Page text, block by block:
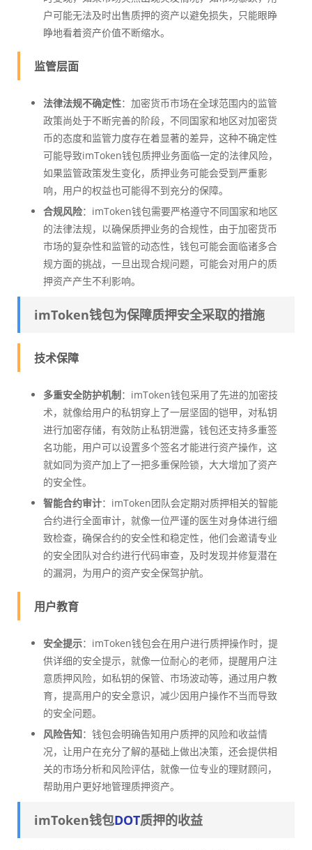
户可能无法及时出售质押的资产以避免损失，只能眼睁
睁地看着资产价值不断缩水。
监管层面
法律法规不确定性：加密货币市场在全球范围内的监管
政策尚处于不断完善的阶段，不同国家和地区对加密货
币的态度和监管力度存在着显著的差异，这种不确定性
可能导致imToken钱包质押业务面临一定的法律风险，
如果监管政策发生变化，质押业务可能会受到严重影
响，用户的权益也可能得不到充分的保障。
合规风险：imToken钱包需要严格遵守不同国家和地区
的法律法规，以确保质押业务的合规性，由于加密货币
市场的复杂性和监管的动态性，钱包可能会面临诸多合
规方面的挑战，一旦出现合规问题，可能会对用户的质
押资产产生不利影响。
imToken钱包为保障质押安全采取的措施
技术保障
多重安全防护机制：imToken钱包采用了先进的加密技
术，就像给用户的私钥穿上了一层坚固的铠甲，对私钥
进行加密存储，有效防止私钥泄露，钱包还支持多重签
名功能，用户可以设置多个签名才能进行资产操作，这
就如同为资产加上了一把多重保险锁，大大增加了资产
的安全性。
智能合约审计：imToken团队会定期对质押相关的智能
合约进行全面审计，就像一位严谨的医生对身体进行细
致检查，确保合约的安全性和稳定性，他们会邀请专业
的安全团队对合约进行代码审查，及时发现并修复潜在
的漏洞，为用户的资产安全保驾护航。
用户教育
安全提示：imToken钱包会在用户进行质押操作时，提
供详细的安全提示，就像一位耐心的老师，提醒用户注
意质押风险，如私钥的保管、市场波动等，通过用户教
育，提高用户的安全意识，减少因用户操作不当而导致
的安全问题。
风险告知：钱包会明确告知用户质押的风险和收益情
况，让用户在充分了解的基础上做出决策，还会提供相
关的市场分析和风险评估，就像一位专业的理财顾问，
帮助用户更好地管理质押资产。
imToken钱包DOT质押的收益